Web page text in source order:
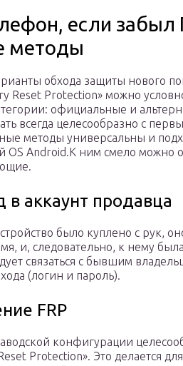
если забыл
методы
обхода защиты нового
Reset Protection» можно
официальные и
всегда целесообразно с
методы универсальны и
OS Android.К ним смело можно
в аккаунт продавца
было куплено с рук,
и, следовательно, к нему
связаться с бывшим
(логин и пароль).
FRP
конфигурации
Protection». Это делается